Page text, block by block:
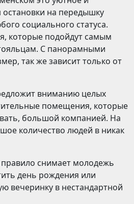
остановки на передышку
социального статуса.
которые подойдут самым
С панорамными
так же зависит только от
вниманию целых
помещения, которые
большой компанией. На
количество людей в никак
снимает молодежь
день рождения или
вечеринку в нестандартной